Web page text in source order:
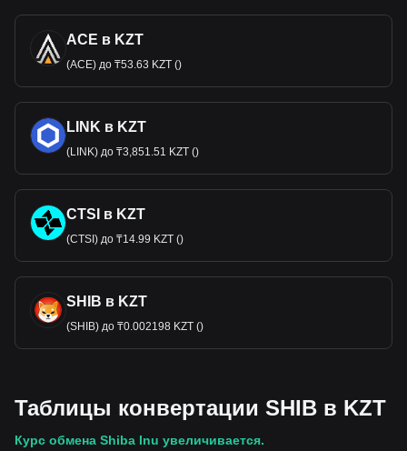
ACE в KZT
(ACE) до ₸53.63 KZT ()
LINK в KZT
(LINK) до ₸3,851.51 KZT ()
CTSI в KZT
(CTSI) до ₸14.99 KZT ()
SHIB в KZT
(SHIB) до ₸0.002198 KZT ()
Таблицы конвертации SHIB в KZT
Курс обмена Shiba Inu увеличивается.